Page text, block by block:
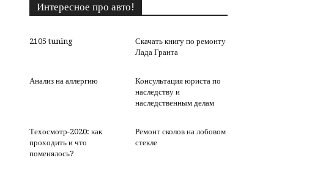
Интересное про авто!
2105 tuning
Скачать книгу по ремонту
Лада Гранта
Анализ на аллергию
Консультация юриста по
наследству и
наследственным делам
Техосмотр-2020: как
проходить и что
поменялось?
Ремонт сколов на лобовом
стекле